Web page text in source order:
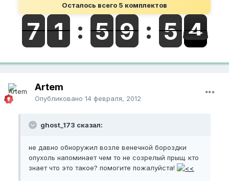
Осталось всего 5 комплектов
Artem
Опубликовано 14 февраля, 2012
ghost_173 сказал:
не давно обноружил возле венечной бороздки
опухоль напоминает чем то не созрелый прыщ. кто
знает что это такое? помогите пожалуйста!